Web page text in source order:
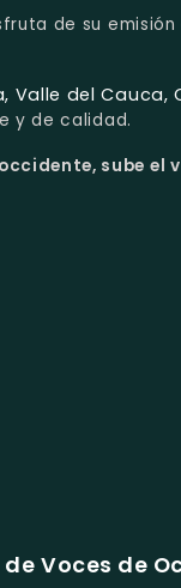
de su
Valle del Cauca,
y de calidad.
sube
Voces de